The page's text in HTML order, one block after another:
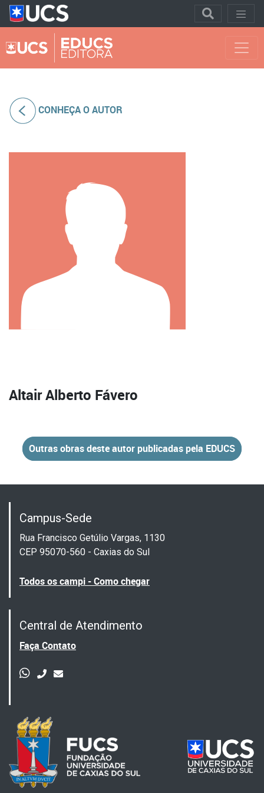
CONHEÇA O AUTOR
Altair Alberto Fávero
Outras obras deste autor publicadas pela EDUCS
Campus-Sede
Rua Francisco Getúlio Vargas, 1130
CEP 95070-560 - Caxias do Sul
Todos os campi - Como chegar
Central de Atendimento
Faça Contato